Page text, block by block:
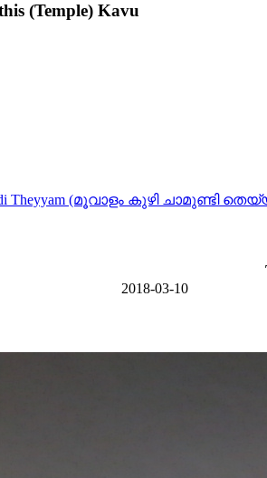
(Temple) Kavu
Theyyam (മൂവാളം കുഴി ചാമുണ്ടി
2018-03-10